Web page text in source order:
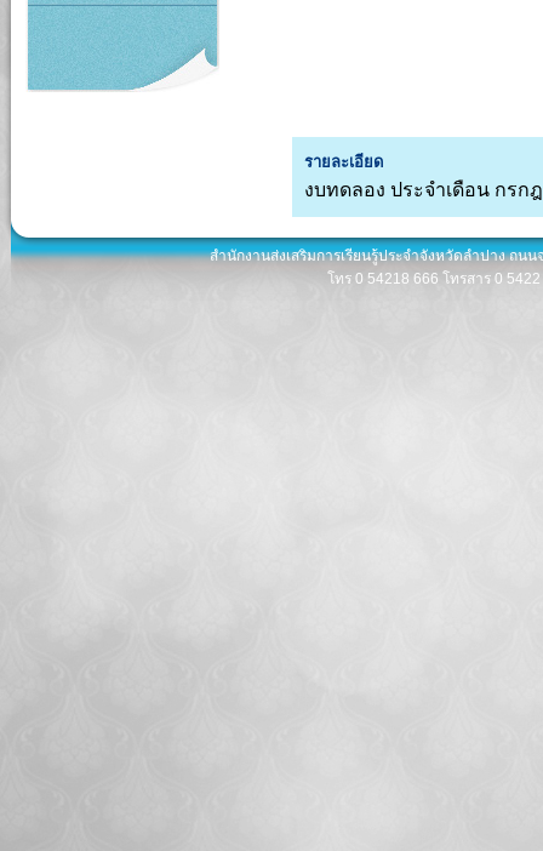
รายละเอียด
งบทดลอง ประจำเดือน กรก
สำนักงานส่งเสริมการเรียนรู้ประจำจังหวัดลำปาง ถน
โทร 0 54218 666 โทรสาร 0